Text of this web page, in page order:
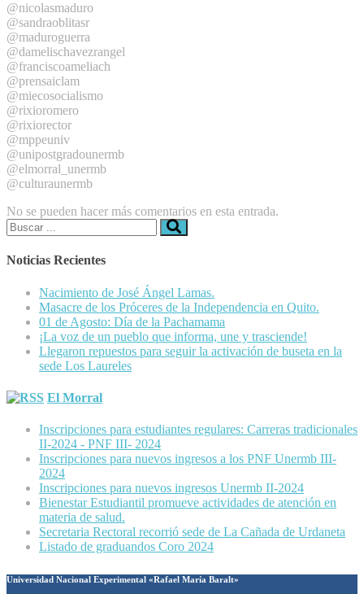
@nicolasmaduro
@sandraoblitasr
@maduroguerra
@damelischavezrangel
@franciscoameliach
@prensaiclam
@miecosocialismo
@rixioromero
@rixiorector
@mppeuniv
@unipostgradounermb
@elmorral_unermb
@culturaunermb
No se pueden hacer más comentarios en esta entrada.
Buscar:
Noticias Recientes
Nacimiento de José Ángel Lamas.
Masacre de los Próceres de la Independencia en Quito.
01 de Agosto: Día de la Pachamama
¡La voz de un pueblo que informa, une y trasciende!
Llegaron repuestos para seguir la activación de buseta en la
sede Los Laureles
El Morral
Inscripciones para estudiantes regulares: Carreras tradicionales
II-2024 - PNF III- 2024
Inscripciones para nuevos ingresos a los PNF Unermb III-
2024
Inscripciones para nuevos ingresos Unermb II-2024
Bienestar Estudiantil promueve actividades de atención en
materia de salud.
Secretaria Rectoral recorrió sede de La Cañada de Urdaneta
Listado de graduandos Coro 2024
Universidad Nacional Experimental «Rafael María Baralt»